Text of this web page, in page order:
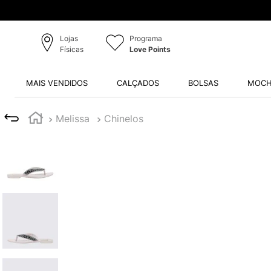
Lojas
Físicas
Programa
Love Points
MAIS VENDIDOS CALÇADOS BOLSAS
Melissa Chinelos